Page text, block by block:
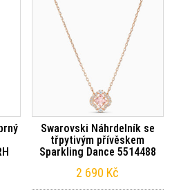
Swarovski Náhrdelník se
třpytivým přívěskem
Sparkling Dance 5514488
2 690 Kč